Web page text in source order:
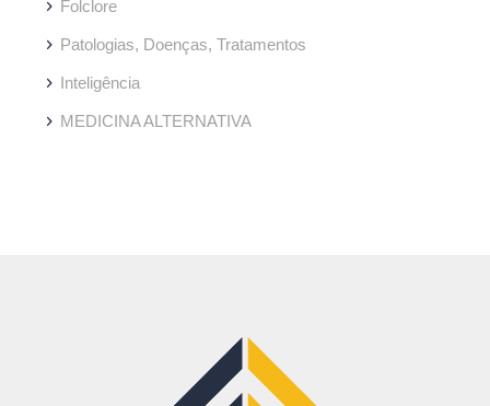
Folclore
Patologias, Doenças, Tratamentos
Inteligência
MEDICINA ALTERNATIVA